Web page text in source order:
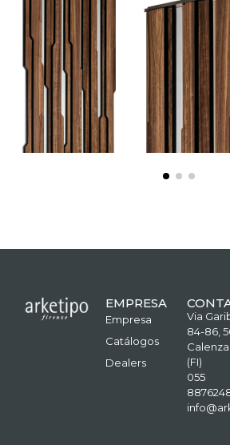
EMPRESA
Empresa
Catálogos
Dealers
Via
84-86,
(FI)
055